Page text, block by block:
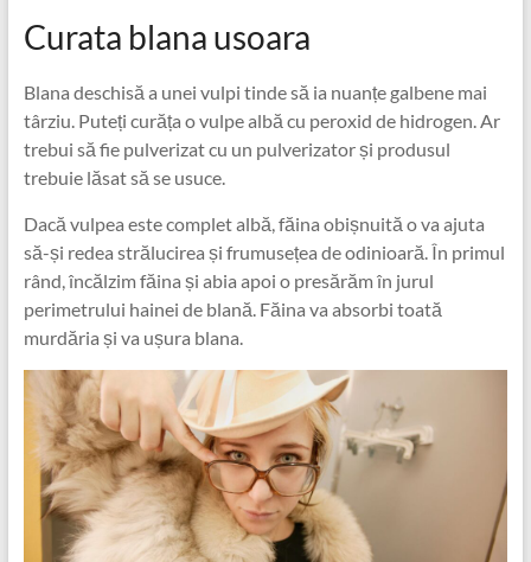
Curata blana usoara
Blana deschisă a unei vulpi tinde să ia nuanțe galbene mai
târziu. Puteți curăța o vulpe albă cu peroxid de hidrogen. Ar
trebui să fie pulverizat cu un pulverizator și produsul
trebuie lăsat să se usuce.
Dacă vulpea este complet albă, făina obișnuită o va ajuta
să-și redea strălucirea și frumusețea de odinioară. În primul
rând, încălzim făina și abia apoi o presărăm în jurul
perimetrului hainei de blană. Făina va absorbi toată
murdăria și va ușura blana.